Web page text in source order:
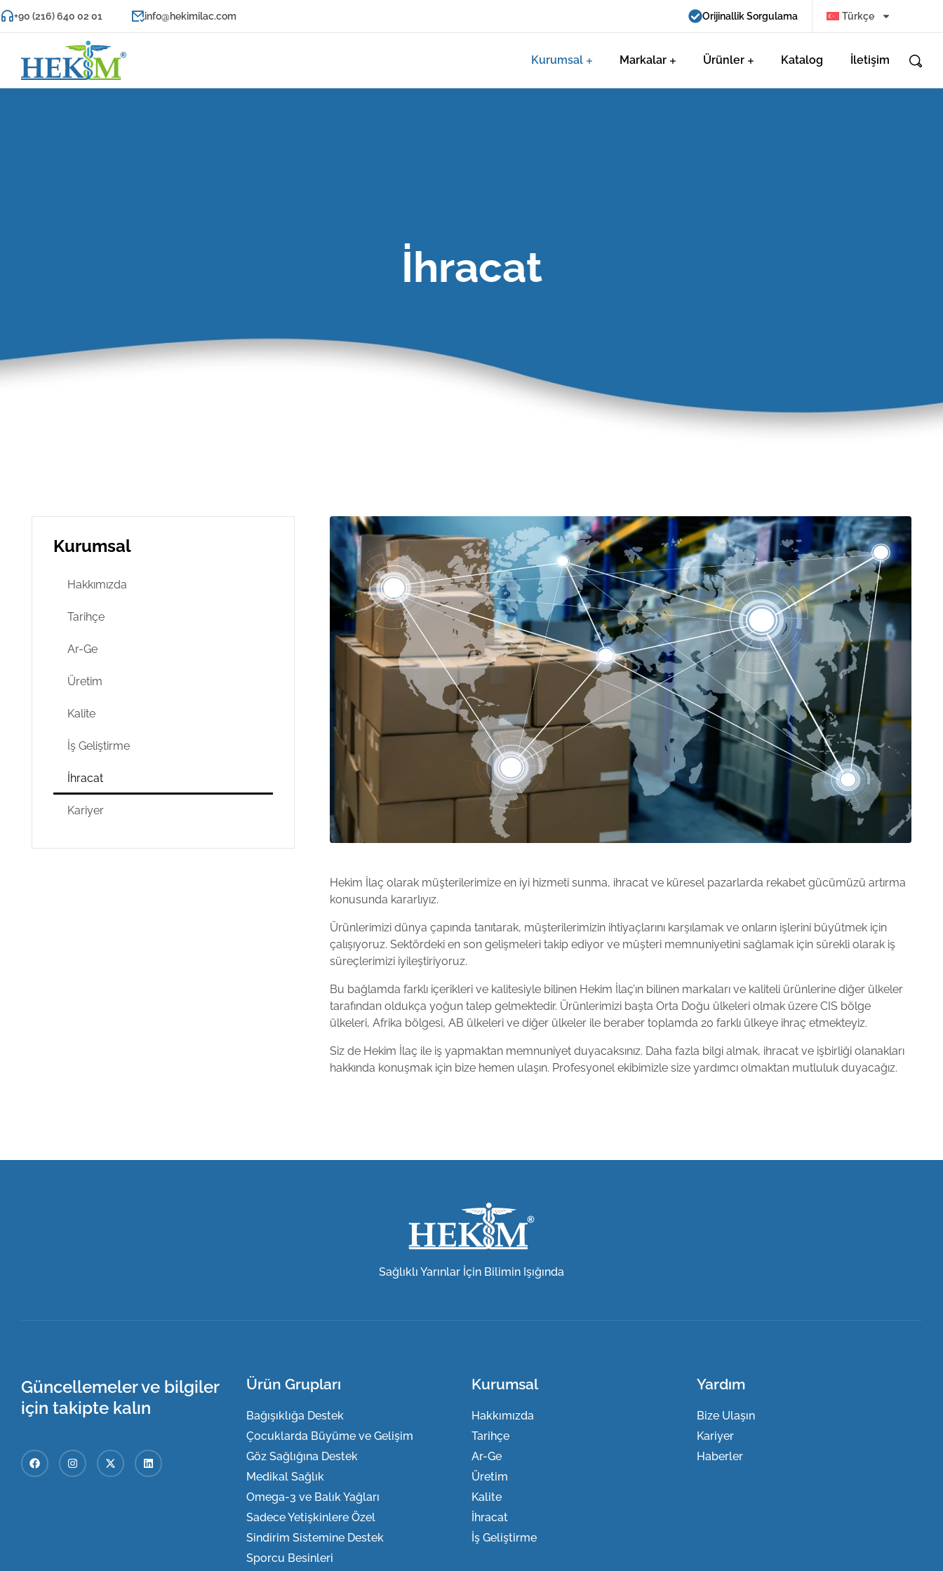
+90 (216) 640 02 01 info@hekimilac.com Orijinallik Sorgulama Türkçe
Hekim
Kurumsal Markalar Ürünler Katalog İletişim
İhracat
Kurumsal
Hakkımızda
Tarihçe
Ar-Ge
Üretim
Kalite
İş Geliştirme
İhracat
Kariyer
Hekim İlaç olarak müşterilerimize en iyi hizmeti sunma, ihracat ve küresel pazarlarda rekabet gücümüzü artırma
konusunda kararlıyız.
Ürünlerimizi dünya çapında tanıtarak, müşterilerimizin ihtiyaçlarını karşılamak ve onların işlerini büyütmek için
çalışıyoruz. Sektördeki en son gelişmeleri takip ediyor ve müşteri memnuniyetini sağlamak için sürekli olarak iş
süreçlerimizi iyileştiriyoruz.
Bu bağlamda farklı içerikleri ve kalitesiyle bilinen Hekim İlaç’ın bilinen markaları ve kaliteli ürünlerine diğer ülkeler
tarafından oldukça yoğun talep gelmektedir. Ürünlerimizi başta Orta Doğu ülkeleri olmak üzere CIS bölge
ülkeleri, Afrika bölgesi, AB ülkeleri ve diğer ülkeler ile beraber toplamda 20 farklı ülkeye ihraç etmekteyiz.
Siz de Hekim İlaç ile iş yapmaktan memnuniyet duyacaksınız. Daha fazla bilgi almak, ihracat ve işbirliği olanakları
hakkında konuşmak için bize hemen ulaşın. Profesyonel ekibimizle size yardımcı olmaktan mutluluk duyacağız.
Sağlıklı Yarınlar İçin Bilimin Işığında
Güncellemeler ve bilgiler
için takipte kalın
Ürün Grupları
Bağışıklığa Destek
Çocuklarda Büyüme ve Gelişim
Göz Sağlığına Destek
Medikal Sağlık
Omega-3 ve Balık Yağları
Sadece Yetişkinlere Özel
Sindirim Sistemine Destek
Sporcu Besinleri
Kurumsal
Hakkımızda
Tarihçe
Ar-Ge
Üretim
Kalite
İhracat
İş Geliştirme
Yardım
Bize Ulaşın
Kariyer
Haberler